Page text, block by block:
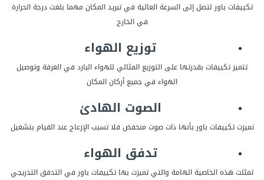
تكييفات باور لتصل إلى السرعة العالية في تبريد المكان مهما بلغت درجة الحرارة
في الخارج
توزيع الهواء
تتميز تكييفات بقدرتها على التوزيع المثالي للهواء البارد في الغرفة وتوصيل
الهواء في جميع أركان المكان
الصوت الهادئ
تميزت تكييفات باور بأنها ذات صوت منخفض فلا تسبب الإزعاج عند القيام بتشغيل
تدفق الهواء
تمثلت هذه الخاصية الهامة والتي تميزت بها تكييفات باور في التدفق التدريجي